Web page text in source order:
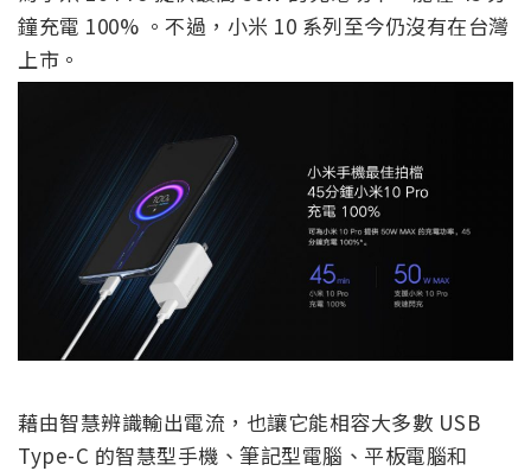
鐘充電 100% 。不過，小米 10 系列至今仍沒有在台灣
上市。
藉由智慧辨識輸出電流，也讓它能相容大多數 USB
Type-C 的智慧型手機、筆記型電腦、平板電腦和